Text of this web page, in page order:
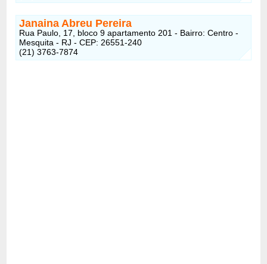
Janaina Abreu Pereira
Rua Paulo, 17, bloco 9 apartamento 201 - Bairro: Centro -
Mesquita - RJ - CEP: 26551-240
(21) 3763-7874